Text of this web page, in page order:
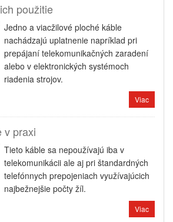
použitie
Jedno a viacžilové ploché káble
nachádzajú uplatnenie napríklad pri
prepájaní telekomunikačných zaradení
alebo v elektronických systémoch
riadenia strojov.
Viac
v praxi
Tieto káble sa nepoužívajú iba v
telekomunikácii ale aj pri štandardných
telefónnych prepojeniach využívajúcich
najbežnejšie počty žíl.
Viac